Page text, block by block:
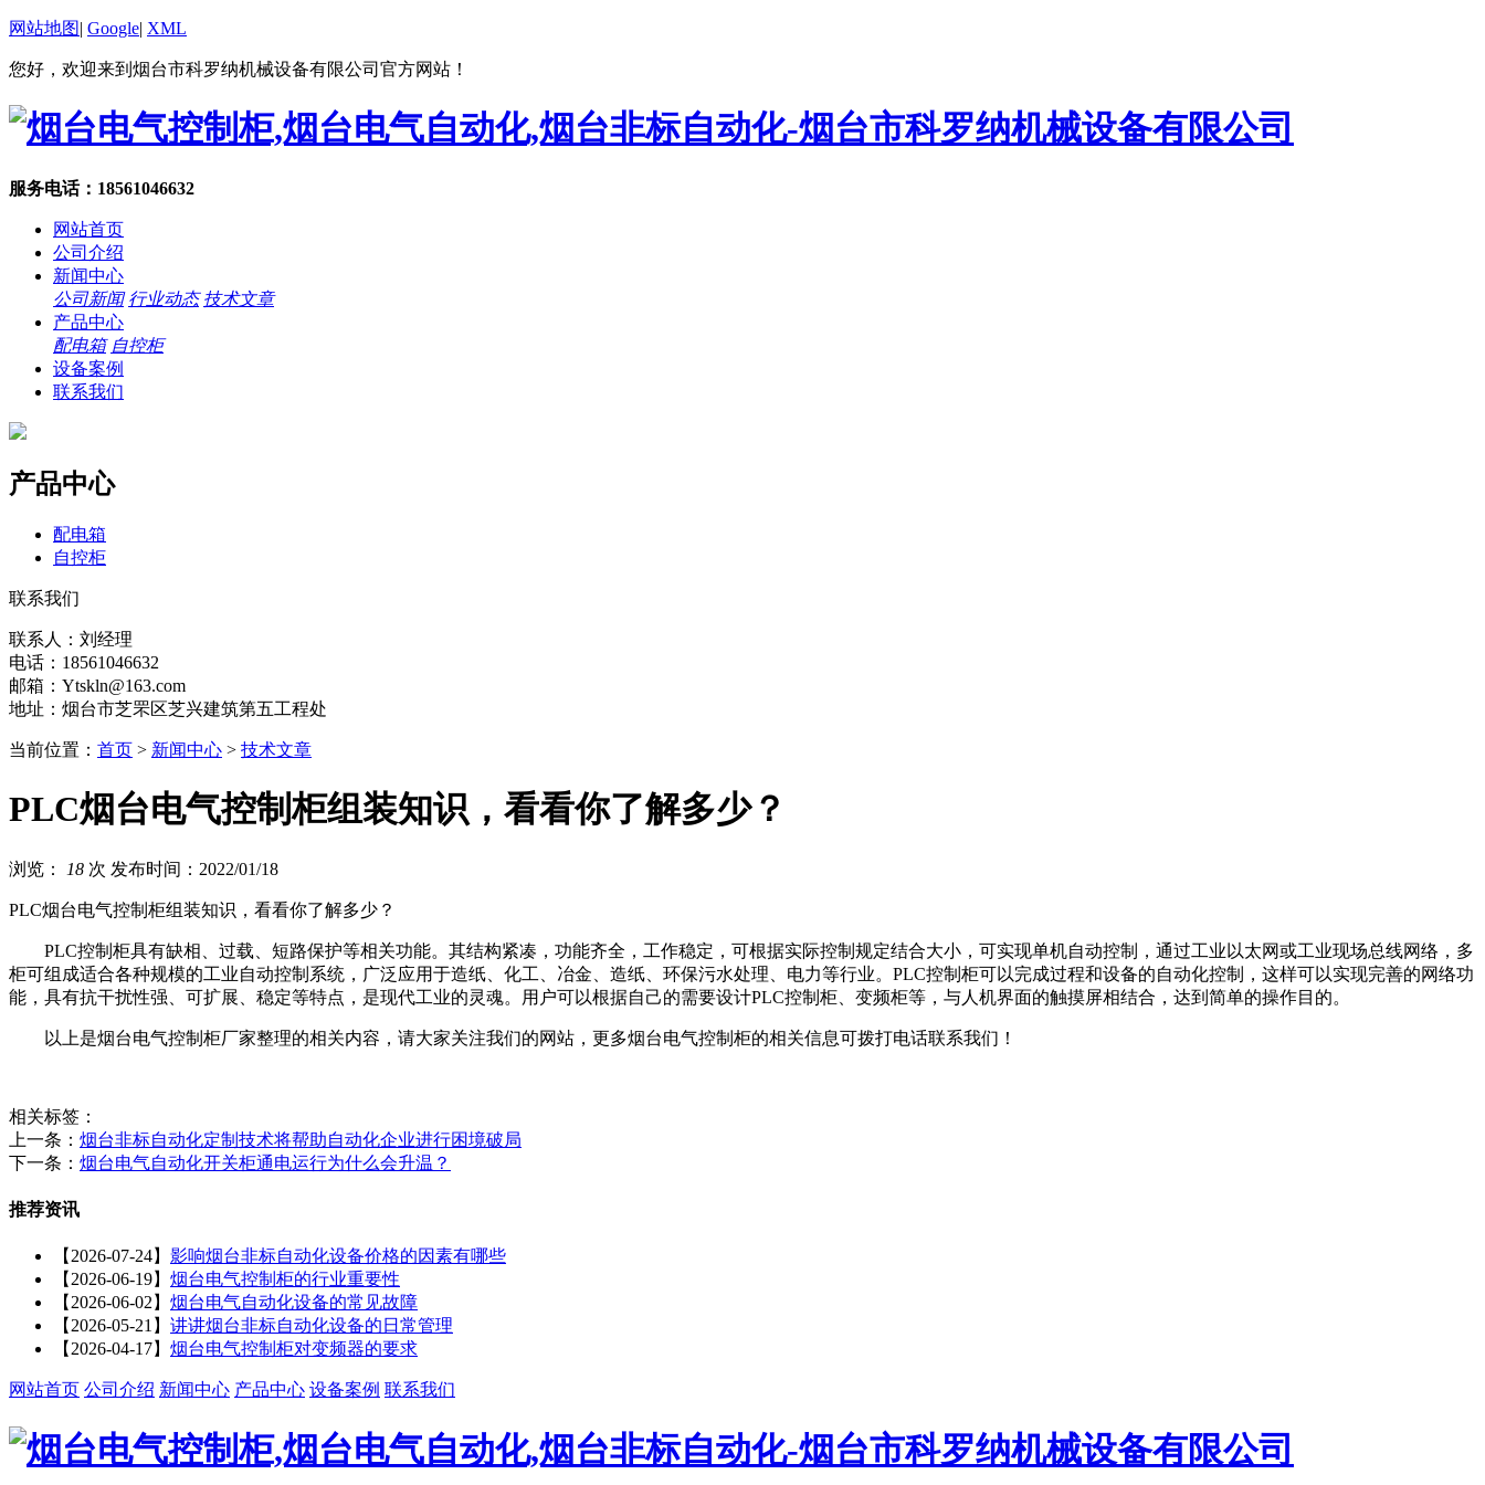
网站地图| Google| XML
您好，欢迎来到烟台市科罗纳机械设备有限公司官方网站！
服务电话：18561046632
网站首页
公司介绍
新闻中心
公司新闻 行业动态 技术文章
产品中心
配电箱 自控柜
设备案例
联系我们
产品中心
配电箱
自控柜
联系我们
联系人：刘经理
电话：18561046632
邮箱：Ytskln@163.com
地址：烟台市芝罘区芝兴建筑第五工程处
当前位置： 首页 > 新闻中心 > 技术文章
PLC烟台电气控制柜组装知识，看看你了解多少？
浏览： 18 次 发布时间：2022/01/18
PLC烟台电气控制柜组装知识，看看你了解多少？
PLC控制柜具有缺相、过载、短路保护等相关功能。其结构紧凑，功能齐全，工作稳定，可根据实际控制规定结合大小，可实现单机自动控制，通过工业以太网或工业现场总线网络，多
柜可组成适合各种规模的工业自动控制系统，广泛应用于造纸、化工、冶金、造纸、环保污水处理、电力等行业。PLC控制柜可以完成过程和设备的自动化控制，这样可以实现完善的网络功
能，具有抗干扰性强、可扩展、稳定等特点，是现代工业的灵魂。用户可以根据自己的需要设计PLC控制柜、变频柜等，与人机界面的触摸屏相结合，达到简单的操作目的。
以上是烟台电气控制柜厂家整理的相关内容，请大家关注我们的网站，更多烟台电气控制柜的相关信息可拨打电话联系我们！
相关标签：
上一条： 烟台非标自动化定制技术将帮助自动化企业进行困境破局
下一条： 烟台电气自动化开关柜通电运行为什么会升温？
推荐资讯
【2026-07-24】 影响烟台非标自动化设备价格的因素有哪些
【2026-06-19】 烟台电气控制柜的行业重要性
【2026-06-02】 烟台电气自动化设备的常见故障
【2026-05-21】 讲讲烟台非标自动化设备的日常管理
【2026-04-17】 烟台电气控制柜对变频器的要求
网站首页 公司介绍 新闻中心 产品中心 设备案例 联系我们